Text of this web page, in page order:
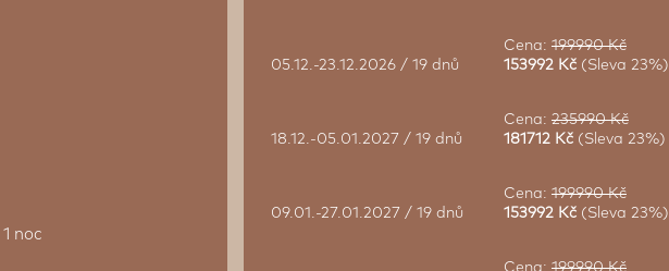
05.12.-23.12.2026 / 19 dnů
Cena: 199990 Kč
153992 Kč (Sleva 23%)
18.12.-05.01.2027 / 19 dnů
Cena: 235990 Kč
181712 Kč (Sleva 23%)
09.01.-27.01.2027 / 19 dnů
Cena: 199990 Kč
153992 Kč (Sleva 23%)
Cena: 199990 Kč
noc